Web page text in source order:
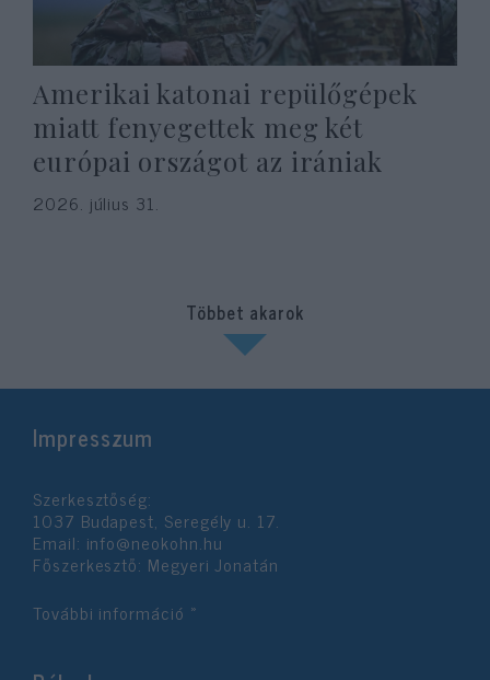
Amerikai katonai repülőgépek
miatt fenyegettek meg két
európai országot az irániak
2026. július 31.
Többet akarok
Impresszum
Szerkesztőség:
1037 Budapest, Seregély u. 17.
Email: info@neokohn.hu
Főszerkesztő: Megyeri Jonatán
További információ »